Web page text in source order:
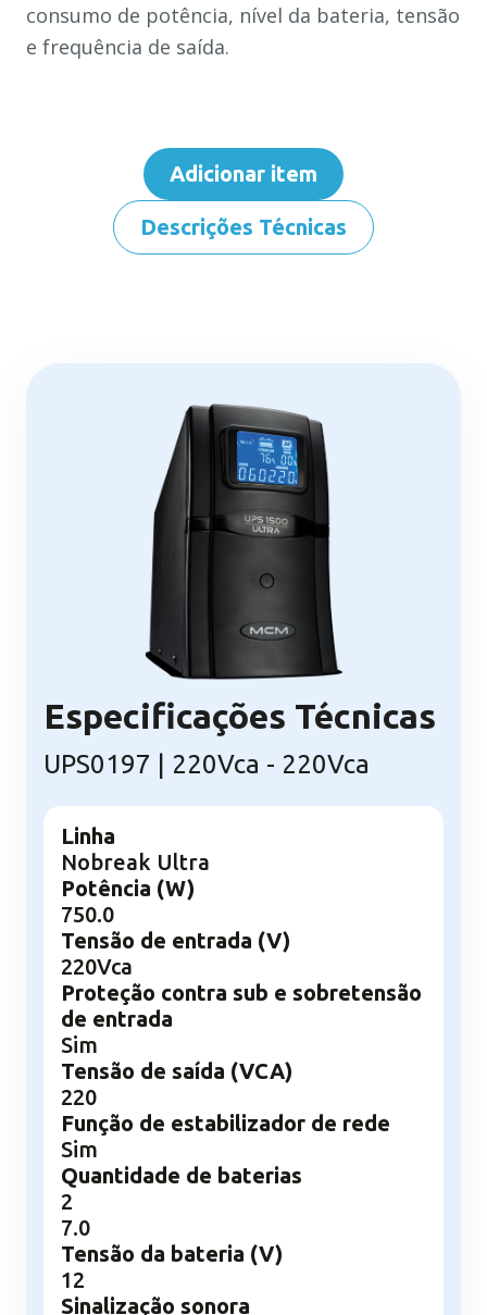
consumo de potência, nível da bateria, tensão
e frequência de saída.
Adicionar item
Descrições Técnicas
Especificações Técnicas
UPS0197 | 220Vca - 220Vca
Linha
Nobreak Ultra
Potência (W)
750.0
Tensão de entrada (V)
220Vca
Proteção contra sub e sobretensão
de entrada
Sim
Tensão de saída (VCA)
220
Função de estabilizador de rede
Sim
Quantidade de baterias
2
7.0
Tensão da bateria (V)
12
Sinalização sonora